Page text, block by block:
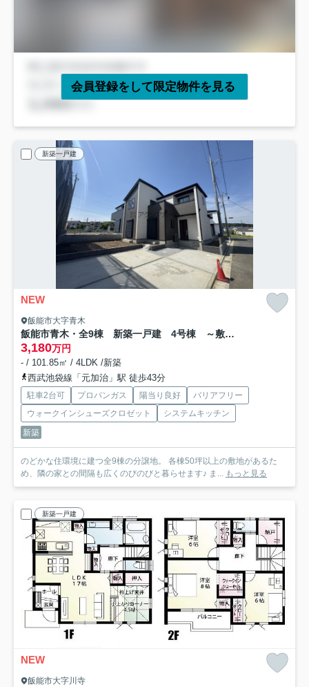
会員登録をして限定物件を見る
新築一戸建
NEW
飯能市大字青木
飯能市青木・全9棟 新築一戸建 4号棟 ～敷地50坪～
3,180万円
- / 101.85㎡ / 4LDK /新築
西武池袋線「元加治」駅 徒歩43分
駐車2台可 プロパンガス 陽当り良好
バリアフリー
ウォークインシューズクロゼット
システムキッチン
新築
のどかな住環境に建つ全9棟の分譲地。 各棟50坪以上の敷地があるた
め、隣の家との間隔も広くのびのびと暮らせます♪ ま...
もっと見る
新築一戸建
NEW
飯能市大字川寺